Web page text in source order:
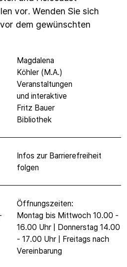
vor. Wenden Sie sich
dem gewünschten
Magdalena
Köhler (M.A.)
Veranstaltungen
und interaktive
Fritz Bauer
Bibliothek
Infos zur Barrierefreiheit
folgen
Öffnungszeiten:
Montag bis Mittwoch 10.00 -
16.00 Uhr | Donnerstag 14.00
- 17.00 Uhr | Freitags nach
Vereinbarung